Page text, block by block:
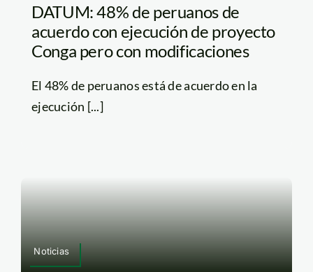
DATUM: 48% de peruanos de
acuerdo con ejecución de proyecto
Conga pero con modificaciones
El 48% de peruanos está de acuerdo en la
ejecución [...]
Noticias